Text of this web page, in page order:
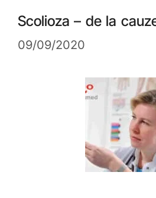
Scolioza – de la
09/09/2020